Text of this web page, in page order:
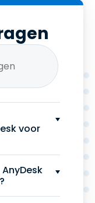
voor